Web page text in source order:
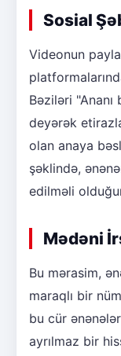
Sosial
Videonun
Bəziləri
deyərək
olan anaya
şəklində,
edilməli
Mədəni
Bu mərasim,
maraqlı bir
bu cür
ayrılmaz bir